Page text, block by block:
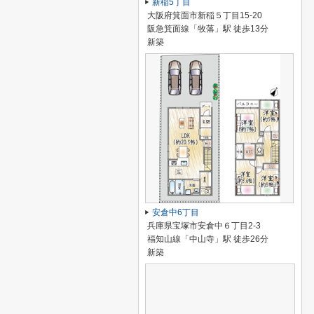
新稲5丁目
大阪府箕面市新稲５丁目15-20
阪急箕面線「牧落」駅 徒歩13分
新築
安倉中6丁目
兵庫県宝塚市安倉中６丁目2-3
福知山線「中山寺」駅 徒歩26分
新築